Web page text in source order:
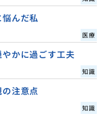
んだ私
医療
かに過ごす工夫
知識
注意点
知識